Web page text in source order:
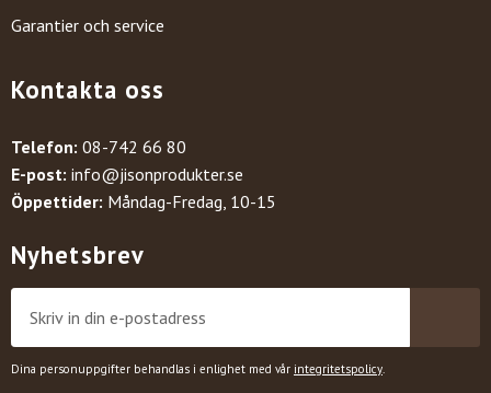
Garantier och service
Kontakta oss
Telefon: 08-742 66 80
E-post: info@jisonprodukter.se
Öppettider: Måndag-Fredag, 10-15
Nyhetsbrev
Dina personuppgifter behandlas i enlighet med vår integritetspolicy.